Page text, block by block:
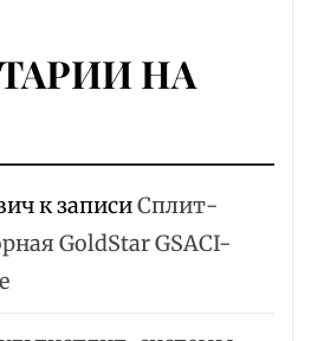
НА
к записиСплит-
GoldStar GSACI-